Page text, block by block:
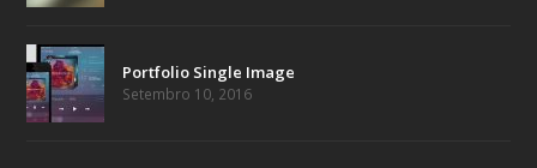
Portfolio Single Image
Setembro 10, 2016